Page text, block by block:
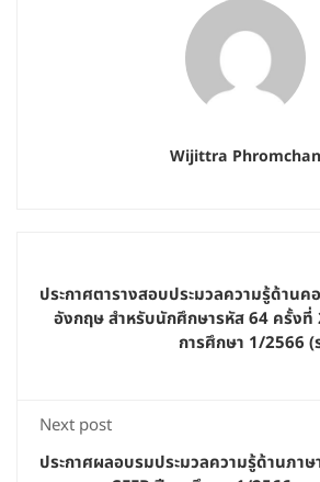
Wijittra Phromchan
ประกาศตารางสอบประมวลความรู้ด้านค
อังกฤษ สำหรับนักศึกษารหัส 64 ครั้งที่
การศึกษา 1/2566 (
Next post
ประกาศผลอบรมประมวลความรู้ด้านภา